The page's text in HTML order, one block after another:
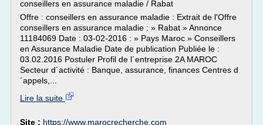
conseillers en assurance maladie / Rabat
Offre : conseillers en assurance maladie : Extrait de l'Offre
conseillers en assurance maladie : » Rabat » Annonce
11184069 Date : 03-02-2016 : » Pays Maroc » Conseillers
en Assurance Maladie Date de publication Publiée le :
03.02.2016 Postuler Profil de l´entreprise 2A MAROC
Secteur d´activité : Banque, assurance, finances Centres d
´appels,...
Lire la suite
Site : https://www.marocrecherche.com